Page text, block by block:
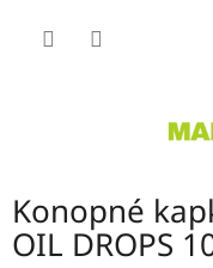
Konopné
OIL DROPS